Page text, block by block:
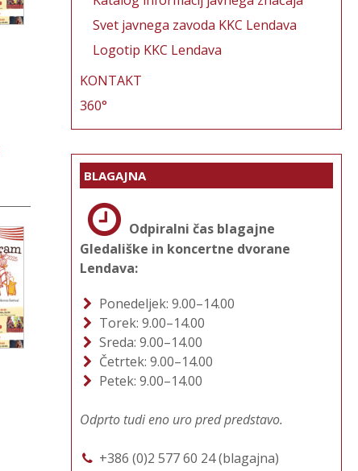
Svet javnega zavoda KKC Lendava
Logotip KKC Lendava
KONTAKT
360°
BLAGAJNA
Odpiralni čas blagajne
Gledališke in koncertne dvorane
Lendava:
Ponedeljek: 9.00–14.00
Torek: 9.00–14.00
Sreda: 9.00–14.00
Četrtek: 9.00–14.00
Petek: 9.00–14.00
Odprto tudi eno uro pred predstavo.
+386 (0)2 577 60 24 (blagajna)